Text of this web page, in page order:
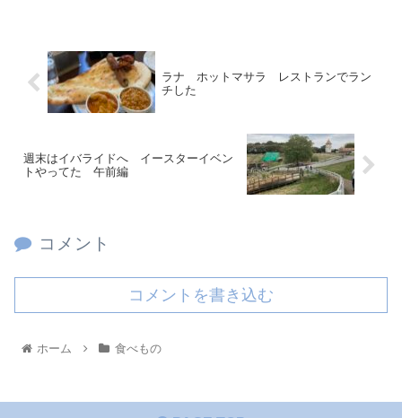
ラナ ホットマサラ レストランでラン
チした
週末はイバライドへ イースターイベン
トやってた 午前編
コメント
コメントを書き込む
ホーム 食べもの